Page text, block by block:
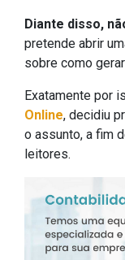
Diante disso,
pretende abrir
sobre como
Exatamente por
Online, decidiu
o assunto, a fim
leitores.